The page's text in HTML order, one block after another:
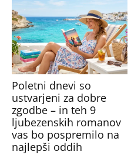
Poletni dnevi so
ustvarjeni za dobre
zgodbe – in teh 9
ljubezenskih romanov
vas bo pospremilo na
najlepši oddih